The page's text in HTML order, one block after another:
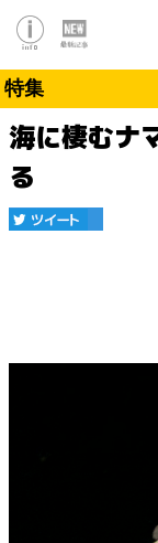
特集
海に棲むナ
る